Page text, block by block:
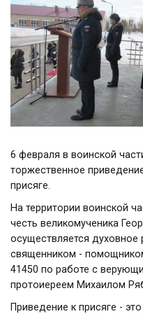
6 февраля в воинской
торжественное
присяге.
На территории воинской
честь великомученика
осуществляется
священником -
41450 по работе с
протоиереем Михаилом
Приведение к присяге -